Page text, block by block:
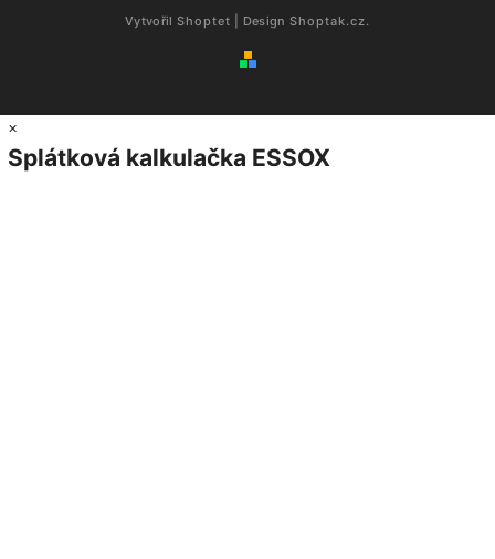
Vytvořil Shoptet | Design Shoptak.cz.
×
Splátková kalkulačka ESSOX